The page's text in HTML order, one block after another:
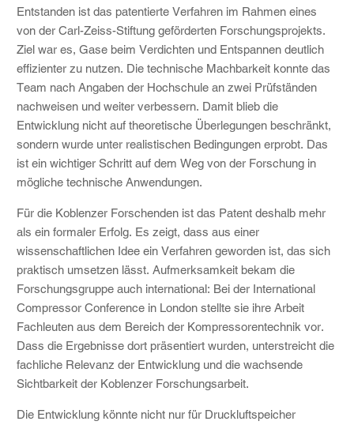
Entstanden ist das patentierte Verfahren im Rahmen eines
von der Carl-Zeiss-Stiftung geförderten Forschungsprojekts.
Ziel war es, Gase beim Verdichten und Entspannen deutlich
effizienter zu nutzen. Die technische Machbarkeit konnte das
Team nach Angaben der Hochschule an zwei Prüfständen
nachweisen und weiter verbessern. Damit blieb die
Entwicklung nicht auf theoretische Überlegungen beschränkt,
sondern wurde unter realistischen Bedingungen erprobt. Das
ist ein wichtiger Schritt auf dem Weg von der Forschung in
mögliche technische Anwendungen.
Für die Koblenzer Forschenden ist das Patent deshalb mehr
als ein formaler Erfolg. Es zeigt, dass aus einer
wissenschaftlichen Idee ein Verfahren geworden ist, das sich
praktisch umsetzen lässt. Aufmerksamkeit bekam die
Forschungsgruppe auch international: Bei der International
Compressor Conference in London stellte sie ihre Arbeit
Fachleuten aus dem Bereich der Kompressorentechnik vor.
Dass die Ergebnisse dort präsentiert wurden, unterstreicht die
fachliche Relevanz der Entwicklung und die wachsende
Sichtbarkeit der Koblenzer Forschungsarbeit.
Die Entwicklung könnte nicht nur für Druckluftspeicher